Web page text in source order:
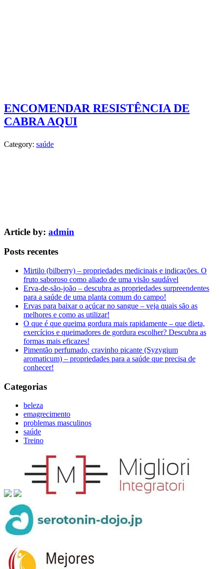
ENCOMENDAR RESISTÊNCIA DE
CABRA AQUI
Category: saúde
Article by: admin
Posts recentes
Mirtilo (bilberry) – propriedades medicinais e indicações. O
fruto saboroso como aliado de uma visão saudável
Erva-de-são-joão – descubra as propriedades surpreendentes
para a saúde de uma planta comum do campo!
Ervas para baixar o açúcar no sangue – veja quais são as
melhores e como as utilizar!
O que é que queima gordura mais rapidamente – que dieta,
exercícios e queimadores de gordura escolher? Descubra as
formas mais eficazes!
Pimentão perfumado, cravinho picante (Syzygium
aromaticum) – propriedades para a saúde que precisa de
conhecer!
Categorias
beleza
emagrecimento
problemas masculinos
saúde
Treino